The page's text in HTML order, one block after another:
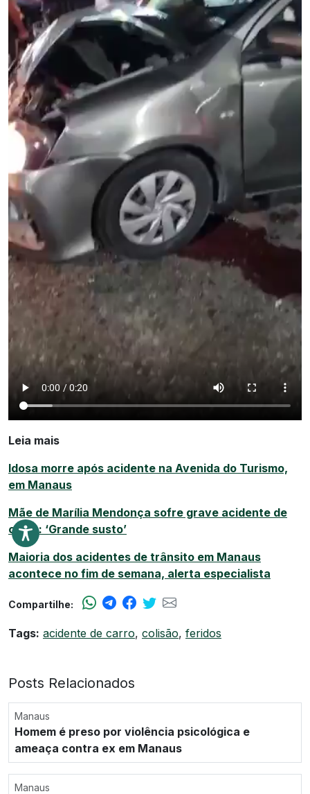
Leia mais
Idosa morre após acidente na Avenida do Turismo,
em Manaus
Mãe de Marília Mendonça sofre grave acidente de
carro: ‘Grande susto’
Maioria dos acidentes de trânsito em Manaus
acontece no fim de semana, alerta especialista
Compartilhe:
Tags: acidente de carro, colisão, feridos
Posts Relacionados
Manaus
Homem é preso por violência psicológica e
ameaça contra ex em Manaus
Manaus